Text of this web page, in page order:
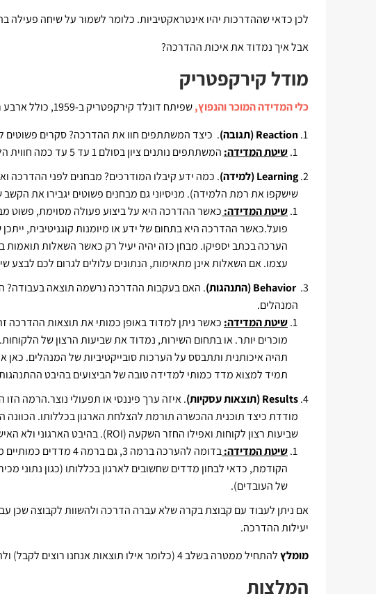
לכן כדאי שההדרכות יהיו אינטראקטיביות. כלומר לשמור על שיחה
אבל איך נמדוד את איכות ההדרכה?
מודל קירקפטריק
כלי המדידה המוכר והנפוץ,שפיתח דונלד קירקפטריק ב-1959, כולל ארבע רמות:
Reaction (תגובה)
. כיצד המשתתפים חוו את ההדרכה? סקרים פשוטים
שיטת המדידה: המשתתפים נותנים ציון בסולם 1 עד 5 עד כמה חווית הלימוד הייתה מספקת, רלוונטית ומרתקת.
Learning (למידה)
. כמה ידע קיבלו המודרכים? מבחנים לפני ההדרכה
שישקפו את רמת הלמידה). מניסיוני גם מבחנים פשוטים יגבירו את
שיטת המדידה: כאשר ההדרכה היא על ביצוע פעולה מסוימת, פשוט
פועל.כאשר ההדרכה היא בתחום של ידע או מיומנות קוגניטיבית,
הערכה בכתב יספיקו. מבחן כזה יהיה יעיל רק כאשר השאלות
עצמו. אם השאלות אינן מתאימות, הנתונים עלולים לגרום לכם לבצע
Behavior (התנהגות)
. האם בעקבות ההדרכה נרשמה תוצאה בעבודה?
המנהלים.
שיטת המדידה: כאשר ניתן למדוד באופן כמותי את תוצאות ההדרכה
מוכרים יותר. או בתחום השירות, נמדוד את שביעות הרצון של
תהיה איכותנית ותתבסס על הערכות סובייקטיביות של המנהלים. כאן
תמיד למצוא מדד כמותי למדידה טובה של הביצועים בהיבט
Results (תוצאות עסקיות)
. איזה ערך פיננסי או תפעולי נוצר.הרמה
מודדת כיצד תוכנית ההכשרה תורמת להצלחת הארגון בכללותו. הכוונה
שביעות רצון לקוחות ואפילו החזר השקעה (ROI). בהיבט הארגוני ולא האישי של המודרכים.
שיטת המדידה:
בדומה להערכה ברמה 3,
הקודמת, כדאי לבחון מדדים שחשובים לארגון בכללותו (כגון נתוני
של העובדים).
אם ניתן לעבוד עם קבוצת בקרה שלא עברה הדרכה ולהשוות לקבוצה שכן
יעילות ההדרכה.
מומלץלהתחיל ממטרה בשלב 4 (כלומר אילו תוצאות אנחנו רוצים לקבל) ולהתקדם לאחור בתכנון.
המלצות